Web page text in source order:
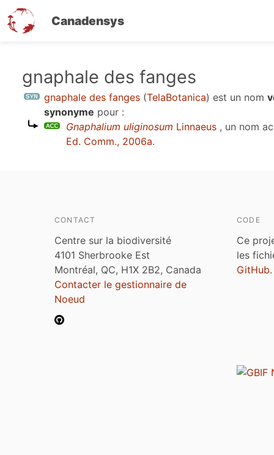
Canadensys
contenu
gnaphale des fanges
gnaphale des fanges (TelaBotanica) est un nom
synonyme pour :
Gnaphalium uliginosum Linnaeus , un nom
Ed. Comm., 2006a.
CONTACT
Centre sur la biodiversité
4101 Sherbrooke Est
Montréal, QC, H1X 2B2, Canada
Contacter le gestionnaire de
Noeud
CODE
Ce
les
GitHub.